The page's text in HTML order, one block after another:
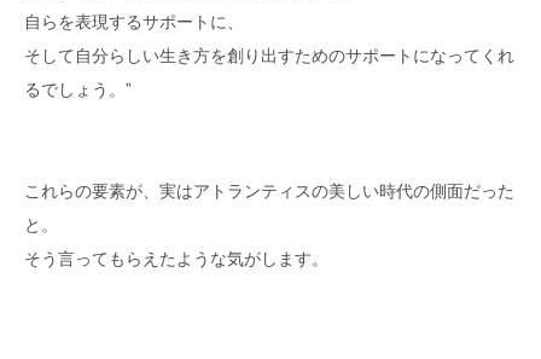
自らを表現するサポートに、
そして自分らしい生き方を創り出すためのサポートになってくれ
るでしょう。”
これらの要素が、実はアトランティスの美しい時代の側面だった
と。
そう言ってもらえたような気がします。